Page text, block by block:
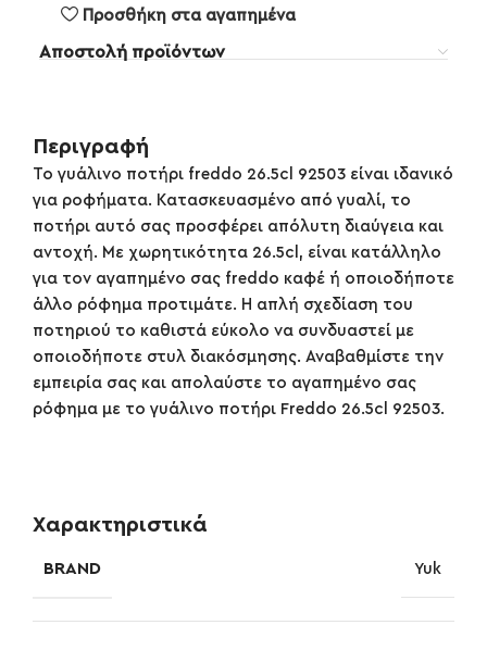
Προσθήκη στα αγαπημένα
Αποστολή προϊόντων
Περιγραφή
Το γυάλινο ποτήρι freddo 26.5cl 92503 είναι ιδανικό
για ροφήματα. Κατασκευασμένο από γυαλί, το
ποτήρι αυτό σας προσφέρει απόλυτη διαύγεια και
αντοχή. Με χωρητικότητα 26.5cl, είναι κατάλληλο
για τον αγαπημένο σας freddo καφέ ή οποιοδήποτε
άλλο ρόφημα προτιμάτε. Η απλή σχεδίαση του
ποτηριού το καθιστά εύκολο να συνδυαστεί με
οποιοδήποτε στυλ διακόσμησης. Αναβαθμίστε την
εμπειρία σας και απολαύστε το αγαπημένο σας
ρόφημα με το γυάλινο ποτήρι Freddo 26.5cl 92503.
Χαρακτηριστικά
BRAND Yuk